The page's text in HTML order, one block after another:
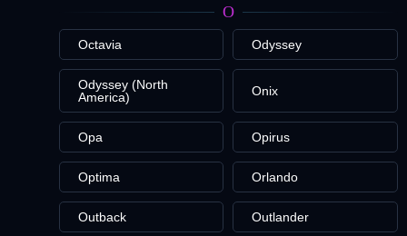
O
Octavia Odyssey
Odyssey (North
America)
Onix
Opa Opirus
Optima Orlando
Outback Outlander